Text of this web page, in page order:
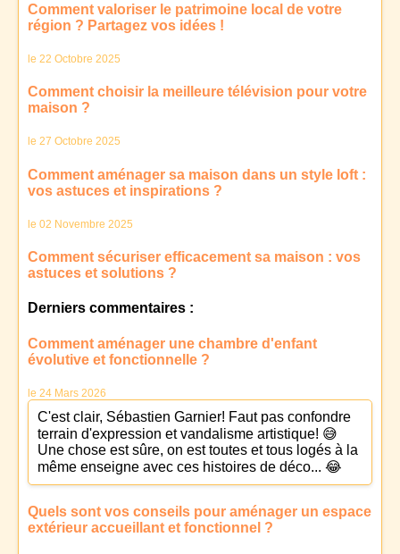
Comment valoriser le patrimoine local de votre
région ? Partagez vos idées !
le 22 Octobre 2025
Comment choisir la meilleure télévision pour votre
maison ?
le 27 Octobre 2025
Comment aménager sa maison dans un style loft :
vos astuces et inspirations ?
le 02 Novembre 2025
Comment sécuriser efficacement sa maison : vos
astuces et solutions ?
Derniers commentaires :
Comment aménager une chambre d'enfant
évolutive et fonctionnelle ?
le 24 Mars 2026
C'est clair, Sébastien Garnier! Faut pas confondre
terrain d'expression et vandalisme artistique! 😅
Une chose est sûre, on est toutes et tous logés à la
même enseigne avec ces histoires de déco... 😂
Quels sont vos conseils pour aménager un espace
extérieur accueillant et fonctionnel ?